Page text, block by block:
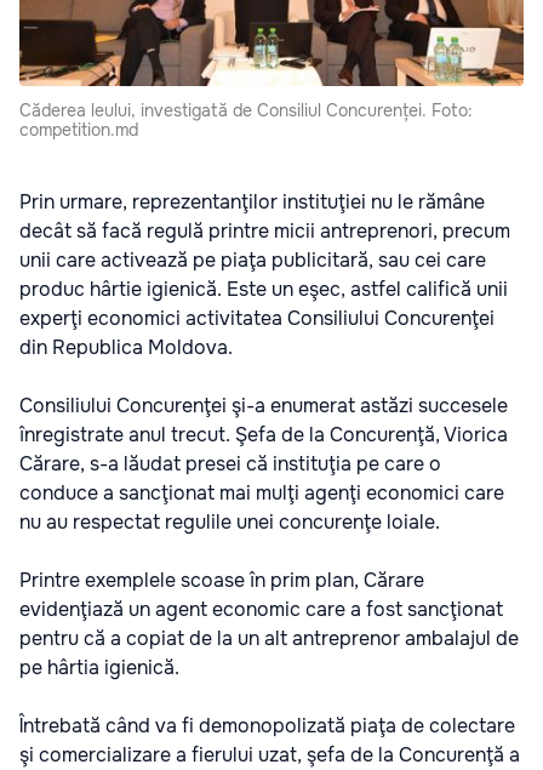
Căderea leului, investigată de Consiliul Concurenței. Foto:
competition.md
Prin urmare, reprezentanţilor instituţiei nu le rămâne
decât să facă regulă printre micii antreprenori, precum
unii care activează pe piaţa publicitară, sau cei care
produc hârtie igienică. Este un eşec, astfel califică unii
experţi economici activitatea Consiliului Concurenţei
din Republica Moldova.
Consiliului Concurenţei şi-a enumerat astăzi succesele
înregistrate anul trecut. Şefa de la Concurenţă, Viorica
Cărare, s-a lăudat presei că instituţia pe care o
conduce a sancţionat mai mulţi agenţi economici care
nu au respectat regulile unei concurenţe loiale.
Printre exemplele scoase în prim plan, Cărare
evidenţiază un agent economic care a fost sancţionat
pentru că a copiat de la un alt antreprenor ambalajul de
pe hârtia igienică.
Întrebată când va fi demonopolizată piaţa de colectare
şi comercializare a fierului uzat, şefa de la Concurenţă a